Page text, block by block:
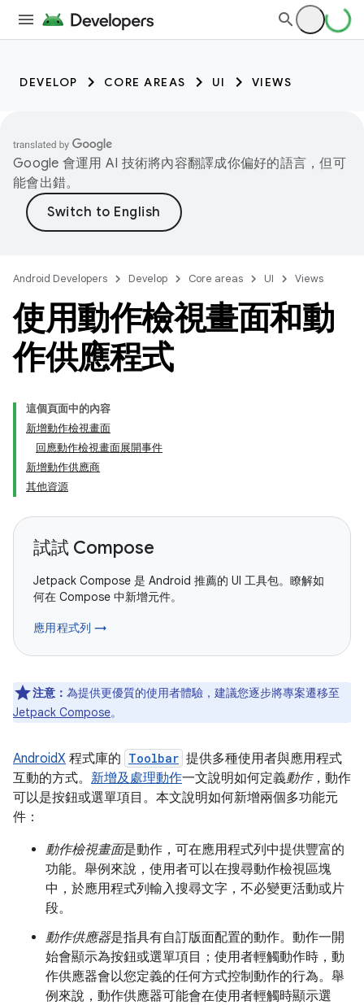
DEVELOP CORE AREAS UI VIEWS
Google 會運用 AI 技術將內容翻譯成你偏好的語言，但可
能會出錯。
Android Developers Develop Core areas UI Views
使用動作檢視畫面和動
作供應程式
這個頁面中的內容
新增動作檢視畫面
回應動作檢視畫面展開事件
新增動作供應商
其他資源
試試 Compose
Jetpack Compose 是 Android 推薦的 UI 工具包。瞭解如
何在 Compose 中新增元件。
應用程式列 →
注意： 為提供更優質的使用者體驗，建議您逐步將專案遷移至
Jetpack Compose。
AndroidX 程式庫的 Toolbar 提供多種使用者與應用程式
互動的方式。 新增及處理動作一文說明如何定義動作，動作
可以是按鈕或選單項目。本文說明如何新增兩個多功能元
件：
動作檢視畫面是動作，可在應用程式列中提供豐富的
功能。舉例來說，使用者可以在搜尋動作檢視區塊
中，於應用程式列輸入搜尋文字，不必變更活動或片
段。
動作供應器是指具有自訂版面配置的動作。動作一開
始會顯示為按鈕或選單項目；使用者輕觸動作時，動
作供應器會以您定義的任何方式控制動作的行為。舉
例來說，動作供應器可能會在使用者輕觸時顯示選